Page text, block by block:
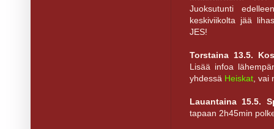
Juoksutunti
keskiviikolta jää
JES!
Torstaina 13.5.
Lisää infoa
yhdessä Heiskat, vai
Lauantaina 15.5.
tapaan 2h45min